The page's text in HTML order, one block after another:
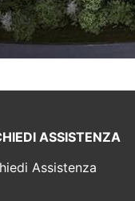
ASSISTENZA
Assistenza